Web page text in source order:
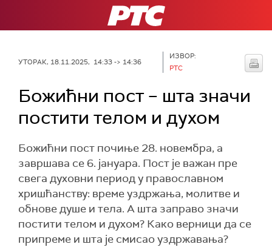
РТС
УТОРАК, 18.11.2025, 14:33 -> 14:36
ИЗВОР:
РТС
Божићни пост – шта значи
постити телом и духом
Божићни пост почиње 28. новембра, а
завршава се 6. јануара. Пост је важан пре
свега духовни период у православном
хришћанству: време уздржања, молитве и
обнове душе и тела. А шта заправо значи
постити телом и духом? Како верници да се
припреме и шта је смисао уздржавања?